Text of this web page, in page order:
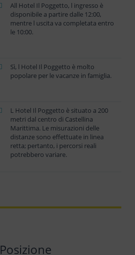
All Hotel Il Poggetto, l ingresso è
disponibile a partire dalle 12:00,
mentre l uscita va completata entro
le 10:00.
Sì, l Hotel Il Poggetto è molto
popolare per le vacanze in famiglia.
L Hotel Il Poggetto è situato a 200
metri dal centro di Castellina
Marittima. Le misurazioni delle
distanze sono effettuate in linea
retta; pertanto, i percorsi reali
potrebbero variare.
Posizione